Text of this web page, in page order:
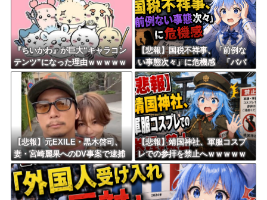
『ちいかわ』が巨大“キャラコン
テンツ”になった理由ｗｗｗｗｗ
ｗｗｗｗｗｗ
【悲報】国税不祥事、「前例な
い事態次々」に危機感 「パパ
活」、情報漏えいも
【悲報】元EXILE・黒木啓司、
妻・宮崎麗果へのDV事案で逮捕
されていた！宮崎は全身打撲、
頭部裂傷及び打撲、頸部損
傷・・・
【悲報】靖国神社、軍服コスプ
レでの参拝を禁止へｗｗｗｗｗ
ｗｗｗｗｗｗｗｗｗｗｗｗｗｗ